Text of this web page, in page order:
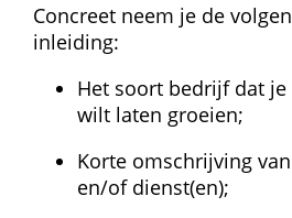
Concreet neem je de
inleiding:
Het soort bedrijf dat
wilt laten groeien;
Korte omschrijving
en/of dienst(en);